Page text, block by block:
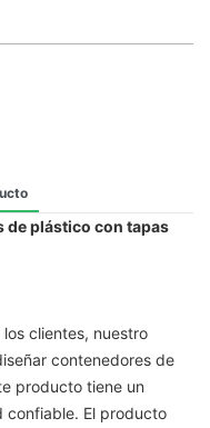
de plástico con tapas
clientes, nuestro
contenedores de
producto tiene un
confiable. El producto